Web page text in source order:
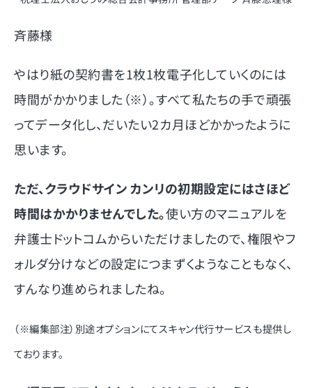
斉藤様
やはり紙の契約書を1枚1枚電子化していくのには
時間がかかりました（※）。すべて私たちの手で頑張
ってデータ化し、だいたい2カ月ほどかかったように
思います。
ただ、クラウドサイン カンリの初期設定にはさほど
時間はかかりませんでした。使い方のマニュアルを
弁護士ドットコムからいただけましたので、権限やフ
ォルダ分けなどの設定につまずくようなこともなく、
すんなり進められましたね。
（※編集部注）別途オプションにてスキャン代行サービスも提供し
ております。